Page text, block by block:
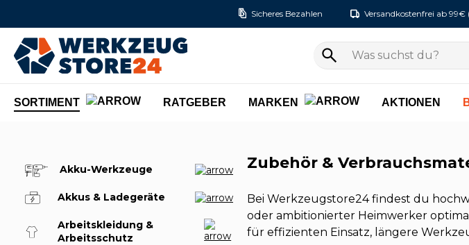
Sicheres Bezahlen Versandkostenfrei ab 99€
SORTIMENT RATGEBER MARKEN AKTIONEN
Akku-Werkzeuge
Akkus & Ladegeräte
Arbeitskleidung &
Arbeitsschutz
Zubehör &
Bei Werkzeugstore24 findest du
oder ambitionierter Heimwerker
für effizienten Einsatz, längere